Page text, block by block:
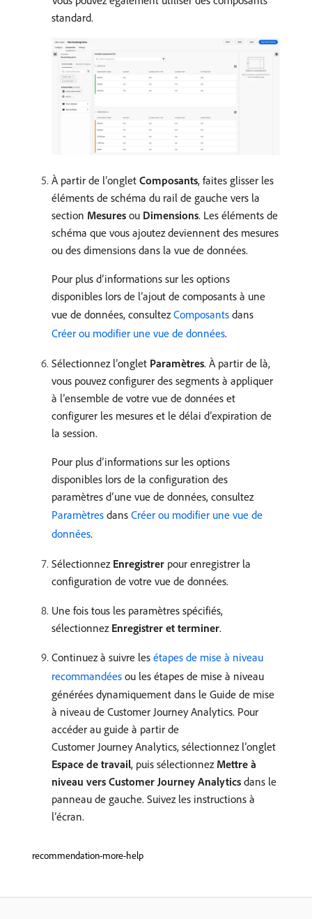
standard.
À partir de l’onglet Composants, faites glisser les
éléments de schéma du rail de gauche vers la
section Mesures ou Dimensions. Les éléments de
schéma que vous ajoutez deviennent des mesures
ou des dimensions dans la vue de données.
Pour plus d’informations sur les options
disponibles lors de l’ajout de composants à une
vue de données, consultezComposants dans
Créer ou modifier une vue de données.
Sélectionnez l’onglet Paramètres. À partir de là,
vous pouvez configurer des segments à appliquer
à l’ensemble de votre vue de données et
configurer les mesures et le délai d’expiration de
la session.
Pour plus d’informations sur les options
disponibles lors de la configuration des
paramètres d’une vue de données, consultez
Paramètres dans Créer ou modifier une vue de
données.
Sélectionnez Enregistrer pour enregistrer la
configuration de votre vue de données.
Une fois tous les paramètres spécifiés,
sélectionnez Enregistrer et terminer.
Continuez à suivre les étapes de mise à niveau
recommandées ou les étapes de mise à niveau
générées dynamiquement dans le Guide de mise
à niveau de Customer Journey Analytics. Pour
accéder au guide à partir de
Customer Journey Analytics, sélectionnez l’onglet
Espace de travail, puis sélectionnez Mettre à
niveau vers Customer Journey Analytics dans le
panneau de gauche. Suivez les instructions à
l’écran.
recommendation-more-help